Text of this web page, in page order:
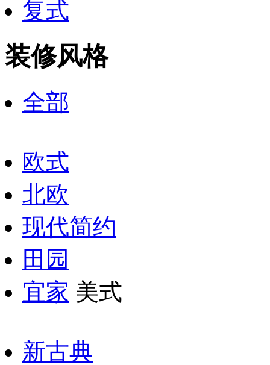
复式
装修风格
全部
欧式
北欧
现代简约
田园
宜家 美式
新古典